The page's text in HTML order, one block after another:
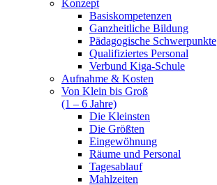
Konzept
Basiskompetenzen
Ganzheitliche Bildung
Pädagogische Schwerpunkte
Qualifiziertes Personal
Verbund Kiga-Schule
Aufnahme & Kosten
Von Klein bis Groß
(1 – 6 Jahre)
Die Kleinsten
Die Größten
Eingewöhnung
Räume und Personal
Tagesablauf
Mahlzeiten